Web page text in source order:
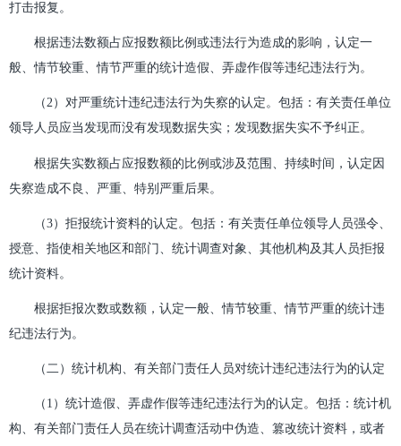
打击报复。
根据违法数额占应报数额比例或违法行为造成的影响，认定一
般、情节较重、情节严重的统计造假、弄虚作假等违纪违法行为。
（2）对严重统计违纪违法行为失察的认定。包括：有关责任单位
领导人员应当发现而没有发现数据失实；发现数据失实不予纠正。
根据失实数额占应报数额的比例或涉及范围、持续时间，认定因
失察造成不良、严重、特别严重后果。
（3）拒报统计资料的认定。包括：有关责任单位领导人员强令、
授意、指使相关地区和部门、统计调查对象、其他机构及其人员拒报
统计资料。
根据拒报次数或数额，认定一般、情节较重、情节严重的统计违
纪违法行为。
（二）统计机构、有关部门责任人员对统计违纪违法行为的认定
（1）统计造假、弄虚作假等违纪违法行为的认定。包括：统计机
构、有关部门责任人员在统计调查活动中伪造、篡改统计资料，或者